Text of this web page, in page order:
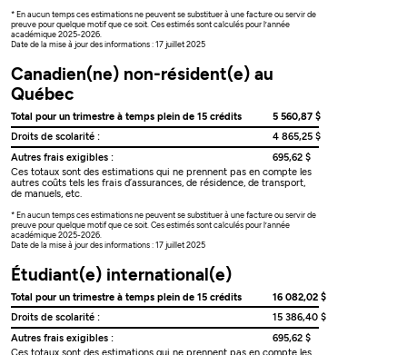
* En aucun temps ces estimations ne peuvent se substituer à une facture ou servir de
preuve pour quelque motif que ce soit. Ces estimés sont calculés pour l’année
académique 2025-2026.
Date de la mise à jour des informations : 17 juillet 2025
Canadien(ne) non-résident(e) au
Québec
Total pour un trimestre à temps plein de 15 crédits
5 560,87 $
Droits de scolarité :
4 865,25 $
Autres frais exigibles :
695,62 $
Ces totaux sont des estimations qui ne prennent pas en compte les
autres coûts tels les frais d’assurances, de résidence, de transport,
de manuels, etc.
* En aucun temps ces estimations ne peuvent se substituer à une facture ou servir de
preuve pour quelque motif que ce soit. Ces estimés sont calculés pour l’année
académique 2025-2026.
Date de la mise à jour des informations : 17 juillet 2025
Étudiant(e) international(e)
Total pour un trimestre à temps plein de 15 crédits
16 082,02 $
Droits de scolarité :
15 386,40 $
Autres frais exigibles :
695,62 $
Ces totaux sont des estimations qui ne prennent pas en compte les